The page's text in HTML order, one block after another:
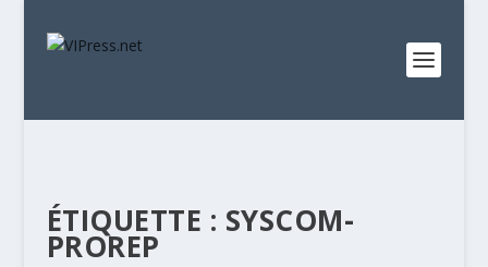
ÉTIQUETTE : SYSCOM-
PROREP